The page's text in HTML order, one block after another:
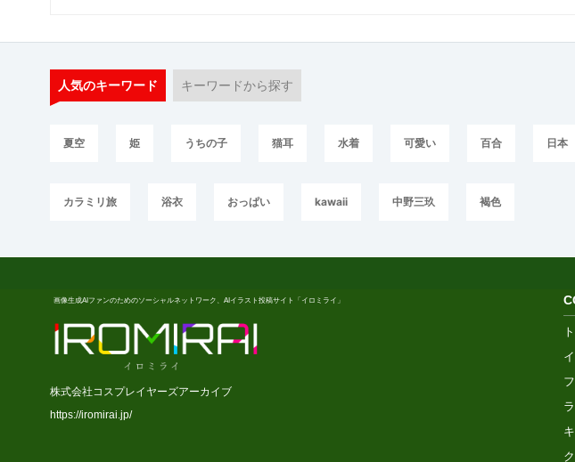
人気のキーワード キーワードから探す
夏空 姫 うちの子 猫耳 水着 可愛い 百合 日本
カラミリ旅 浴衣 おっぱい kawaii 中野三玖 褐色
画像生成AIファンのためのソーシャルネットワーク、AIイラスト投稿サイト「イロミライ」
株式会社コスプレイヤーズアーカイブ
https://iromirai.jp/